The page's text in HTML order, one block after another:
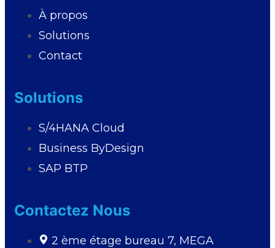
À propos
Solutions
Contact
Solutions
S/4HANA Cloud
Business ByDesign
SAP BTP
Contactez Nous
2 ème étage bureau 7, MEGA